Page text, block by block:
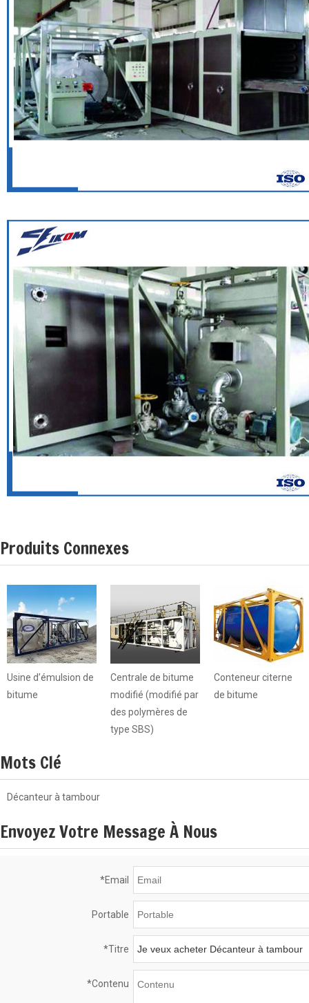
Produits Connexes
Usine d’émulsion de
bitume
Centrale de bitume
modifié (modifié par
des polymères de
type SBS)
Conteneur citerne
de bitume
Mots Clé
Décanteur à tambour
Envoyez Votre Message À Nous
*Email
Portable
*Titre
*Contenu